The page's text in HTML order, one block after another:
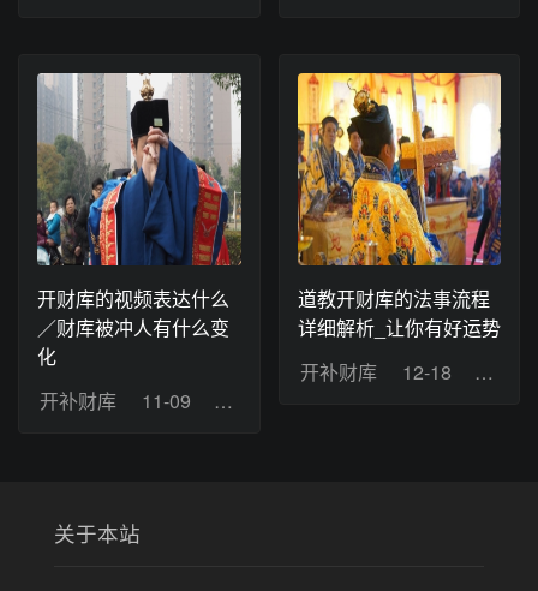
开财库的视频表达什么
／财库被冲人有什么变
化
开补财库
11-09 浏览：12
道教开财库的法事流程
详细解析_让你有好运势
开补财库
12-18 浏览
关于本站